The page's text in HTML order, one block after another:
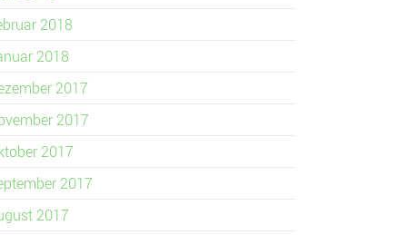
2018
2018
2017
2017
2017
2017
2017